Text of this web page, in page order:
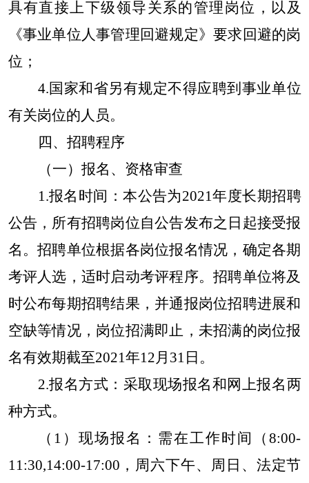
具有直接上下级领导关系的管理岗位，以及
《事业单位人事管理回避规定》要求回避的岗
位；
4.国家和省另有规定不得应聘到事业单位
有关岗位的人员。
四、招聘程序
（一）报名、资格审查
1.报名时间：本公告为2021年度长期招聘
公告，所有招聘岗位自公告发布之日起接受报
名。招聘单位根据各岗位报名情况，确定各期
考评人选，适时启动考评程序。招聘单位将及
时公布每期招聘结果，并通报岗位招聘进展和
空缺等情况，岗位招满即止，未招满的岗位报
名有效期截至2021年12月31日。
2.报名方式：采取现场报名和网上报名两
种方式。
（1）现场报名：需在工作时间（8:00-
11:30,14:00-17:00，周六下午、周日、法定节